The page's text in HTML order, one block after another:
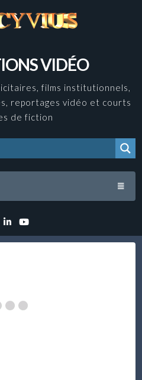
VIDÉO
films institutionnels,
reportages vidéo et courts
de fiction
LinkedinYouTube